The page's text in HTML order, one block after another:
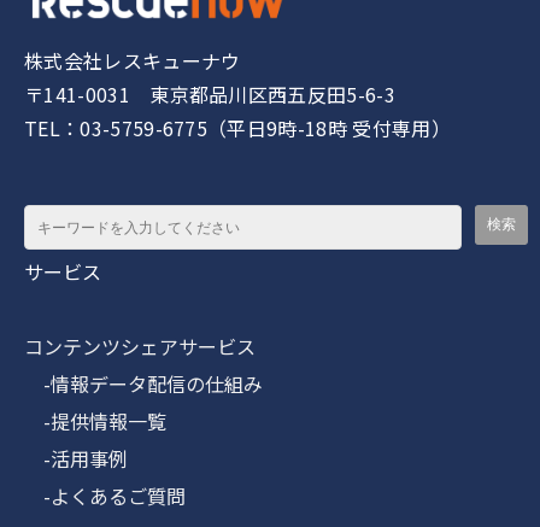
株式会社レスキューナウ
〒141-0031 東京都品川区西五反田5-6-3
TEL：03-5759-6775（平日9時-18時 受付専用）
サービス
コンテンツシェアサービス
-情報データ配信の仕組み
-提供情報一覧
-活用事例
-よくあるご質問